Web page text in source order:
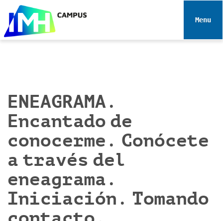
e
Toggle
ENEAGRAMA.
Encantado de
conocerme. Conócete
a través del
eneagrama.
Iniciación. Tomando